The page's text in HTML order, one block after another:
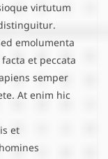
virtutum
emolumenta
et peccata
semper
At enim hic
et